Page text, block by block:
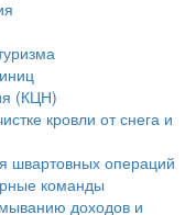
(КЦН)
кровли от снега и
швартовных операций
команды
доходов и